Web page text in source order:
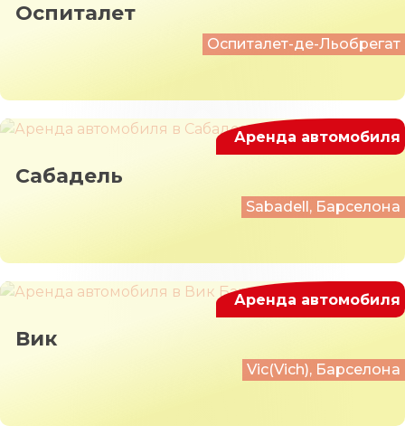
Оспиталет
Оспиталет-де-Льобрегат
Сабадель
Sabadell, Барселона
Аренда автомобиля
Вик
Vic(Vich), Барселона
Аренда автомобиля